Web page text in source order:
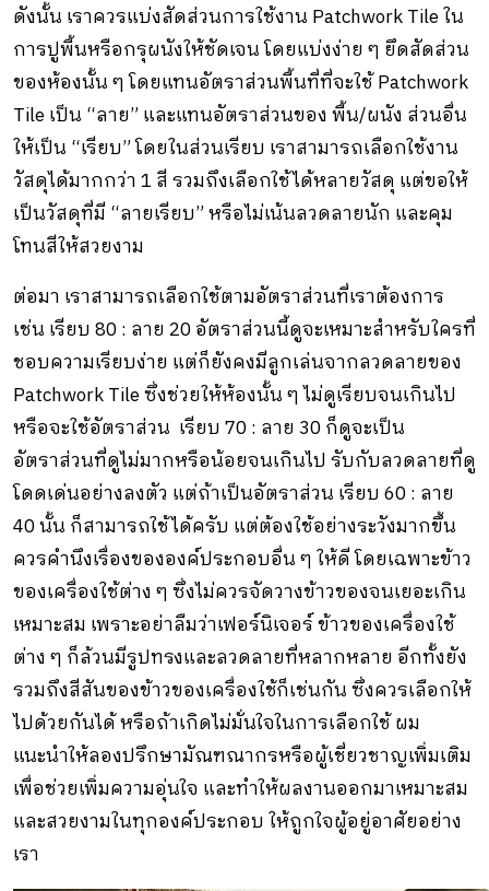
ดังนั้น เราควรแบ่งสัดส่วนการใช้งาน Patchwork Tile ใน
การปูพื้นหรือกรุผนังให้ชัดเจน โดยแบ่งง่าย ๆ ยึดสัดส่วน
ของห้องนั้น ๆ โดยแทนอัตราส่วนพื้นที่ที่จะใช้ Patchwork
Tile เป็น “ลาย” และแทนอัตราส่วนของ พื้น/ผนัง ส่วนอื่น
ให้เป็น “เรียบ” โดยในส่วนเรียบ เราสามารถเลือกใช้งาน
วัสดุได้มากกว่า 1 สี รวมถึงเลือกใช้ได้หลายวัสดุ แต่ขอให้
เป็นวัสดุที่มี “ลายเรียบ” หรือไม่เน้นลวดลายนัก และคุม
โทนสีให้สวยงาม
ต่อมา เราสามารถเลือกใช้ตามอัตราส่วนที่เราต้องการ
เช่น เรียบ 80 : ลาย 20 อัตราส่วนนี้ดูจะเหมาะสำหรับใครที่
ชอบความเรียบง่าย แต่ก็ยังคงมีลูกเล่นจากลวดลายของ
Patchwork Tile ซึ่งช่วยให้ห้องนั้น ๆ ไม่ดูเรียบจนเกินไป
หรือจะใช้อัตราส่วน เรียบ 70 : ลาย 30 ก็ดูจะเป็น
อัตราส่วนที่ดูไม่มากหรือน้อยจนเกินไป รับกับลวดลายที่ดู
โดดเด่นอย่างลงตัว แต่ถ้าเป็นอัตราส่วน เรียบ 60 : ลาย
40 นั้น ก็สามารถใช้ได้ครับ แต่ต้องใช้อย่างระวังมากขึ้น
ควรคำนึงเรื่องขององค์ประกอบอื่น ๆ ให้ดี โดยเฉพาะข้าว
ของเครื่องใช้ต่าง ๆ ซึ่งไม่ควรจัดวางข้าวของจนเยอะเกิน
เหมาะสม เพราะอย่าลืมว่าเฟอร์นิเจอร์ ข้าวของเครื่องใช้
ต่าง ๆ ก็ล้วนมีรูปทรงและลวดลายที่หลากหลาย อีกทั้งยัง
รวมถึงสีสันของข้าวของเครื่องใช้ก็เช่นกัน ซึ่งควรเลือกให้
ไปด้วยกันได้ หรือถ้าเกิดไม่มั่นใจในการเลือกใช้ ผม
แนะนำให้ลองปรึกษามัณฑณากรหรือผู้เชี่ยวชาญเพิ่มเติม
เพื่อช่วยเพิ่มความอุ่นใจ และทำให้ผลงานออกมาเหมาะสม
และสวยงามในทุกองค์ประกอบ ให้ถูกใจผู้อยู่อาศัยอย่าง
เรา